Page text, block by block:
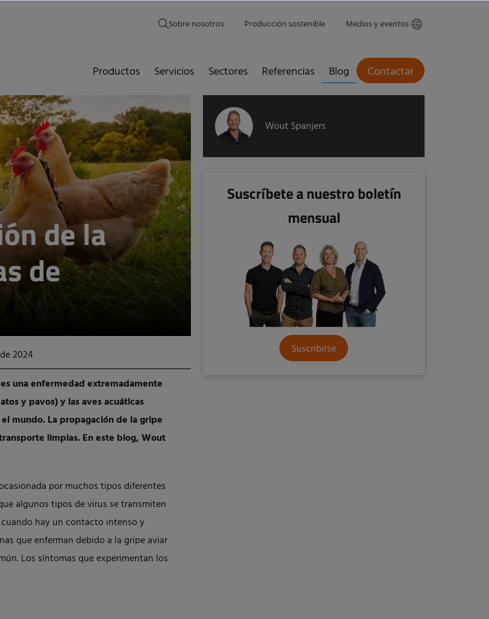
Sobre nosotros Producción sostenible Medios y eventos
Productos Servicios Sectores Referencias Blog Contactar
de la
de
2024
una enfermedad extremadamente
y pavos) y las aves acuáticas
mundo. La propagación de la gripe
limpias. En este blog, Wout
por muchos tipos diferentes
algunos tipos de virus se transmiten
cuando hay un contacto intenso y
que enferman debido a la gripe aviar
Los síntomas que experimentan los
Wout Spanjers
Suscríbete a nuestro boletín
mensual
Suscribirse